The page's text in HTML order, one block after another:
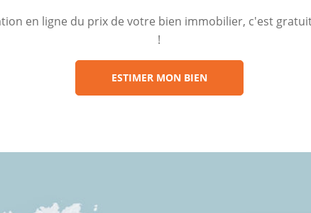
en ligne du prix de votre bien immobilier, c'est
!
ESTIMER MON BIEN